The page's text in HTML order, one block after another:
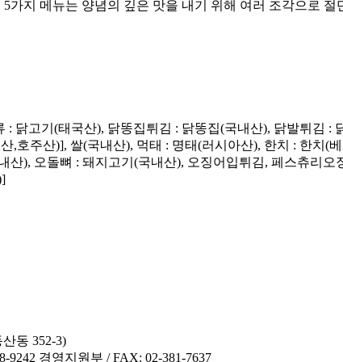
지 메뉴는 양념의 깊은 맛을 내기 위해 여러 조각으로
닭고기(태국산), 닭똥집튀김 : 닭똥집(국내산), 닭발튀김
,호주산)], 쌀(국내산), 먹태 : 명태(러시아산), 한치 : 한치(
), 오돌뼈 : 돼지고기(국내산), 오징어입튀김, 페스츄리
동 352-3)
9242 경영지원부 / FAX: 02-381-7637